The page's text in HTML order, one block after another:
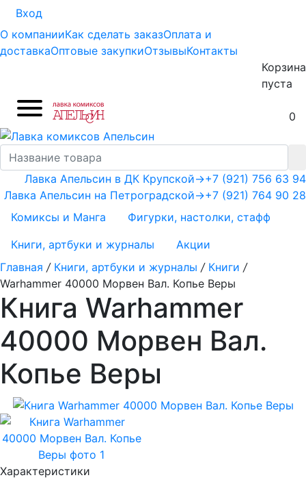
Вход
О компанииКак сделать заказОплата и
доставкаОптовые закупкиОтзывыКонтакты
Корзина
пуста
0
+7 (921) 756 63 94
+7 (921) 764 90 28
Лавка Апельсин в ДК Крупской→
Лавка Апельсин на Петроградской→
Комиксы и Манга
Фигурки, настолки, стафф
Книги, артбуки и журналы
Акции
Главная / Книги, артбуки и журналы / Книги /
Warhammer 40000 Морвен Вал. Копье Веры
Книга Warhammer
40000 Морвен Вал.
Копье Веры
Характеристики